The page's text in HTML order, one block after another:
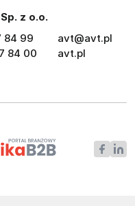
z o.o.
84 99
84 00
avt@avt.pl
avt.pl